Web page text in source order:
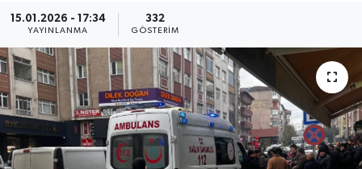
15.01.2026 - 17:34
YAYINLANMA
332
GÖSTERIM
Magazin
Medya
Mizah
Röportaj